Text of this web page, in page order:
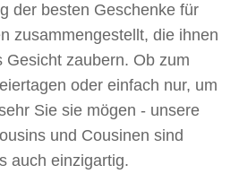
der besten Geschenke für
zusammengestellt, die ihnen
Gesicht zaubern. Ob zum
oder einfach nur, um
Sie sie mögen - unsere
und Cousinen sind
auch einzigartig.